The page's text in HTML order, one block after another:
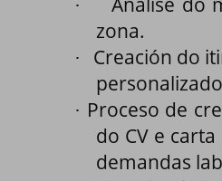
·
zona.
·
Creación do
· Proceso de
do CV e
demandas